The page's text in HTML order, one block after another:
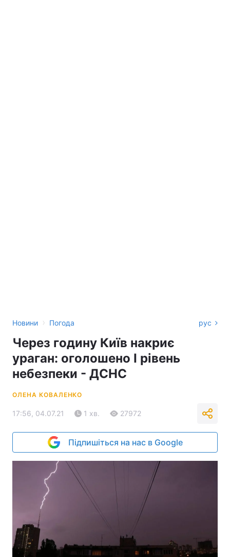
Новини › Погода рус
Через годину Київ накриє
ураган: оголошено I рівень
небезпеки - ДСНС
ОЛЕНА КОВАЛЕНКО
17:56, 04.07.21 1 хв. 27972
Підпишіться на нас в Google